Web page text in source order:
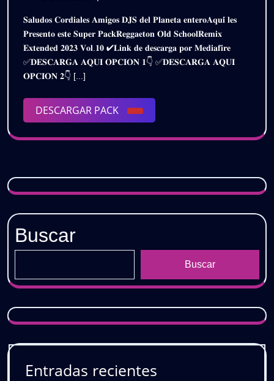
𝗦𝗖𝗛𝗢𝗢𝗟
–
𝗥𝗘𝗠𝗜𝗫
𝟮𝟬𝟮𝟯
𝗩𝗢𝗟.𝟭𝟬
|
𝗚𝗥𝗔𝗧𝗜𝗦
de
2023
𝗦𝗖𝗛𝗢𝗢𝗟
–
𝗥𝗘𝗠𝗜𝗫
𝐒𝐚𝐥𝐮𝐝𝐨𝐬 𝐂𝐨𝐫𝐝𝐢𝐚𝐥𝐞𝐬 𝐀𝐦𝐢𝐠𝐨𝐬 𝐃𝐉𝐒 𝐝𝐞𝐥 𝐏𝐥𝐚𝐧𝐞𝐭𝐚 𝐞𝐧𝐭𝐞𝐫𝐨𝐀𝐪𝐮𝐢́ 𝐥𝐞𝐬
𝐏𝐫𝐞𝐬𝐞𝐧𝐭𝐨 𝐞𝐬𝐭𝐞 𝐒𝐮𝐩𝐞𝐫 𝐏𝐚𝐜𝐤𝐑𝐞𝐠𝐠𝐚𝐞𝐭𝐨𝐧 𝐎𝐥𝐝 𝐒𝐜𝐡𝐨𝐨𝐥𝐑𝐞𝐦𝐢𝐱
𝐄𝐱𝐭𝐞𝐧𝐝𝐞𝐝 𝟐𝟎𝟐𝟑 𝐕𝐨𝐥.𝟏𝟎 ✔𝐋𝐢𝐧𝐤 𝐝𝐞 𝐝𝐞𝐬𝐜𝐚𝐫𝐠𝐚 𝐩𝐨𝐫 𝐌𝐞𝐝𝐢𝐚𝐟𝐢𝐫𝐞
✅𝐃𝐄𝐒𝐂𝐀𝐑𝐆𝐀 𝐀𝐐𝐔𝐈 𝐎𝐏𝐂𝐈𝐎𝐍 𝟏👇 ✅𝐃𝐄𝐒𝐂𝐀𝐑𝐆𝐀 𝐀𝐐𝐔𝐈
𝐎𝐏𝐂𝐈𝐎𝐍 𝟐👇 [...]
DESCARGAR PACK
DESCARGAR
PACK
Buscar
Buscar
Entradas recientes